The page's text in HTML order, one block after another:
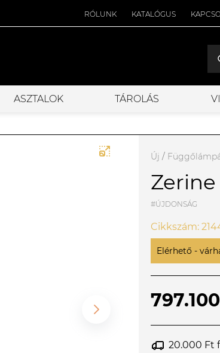
RÓLUNK KATALÓGUS
ASZTALOK TÁROLÁS
Új /
#ÚJDONSÁG
Cikkszám:
Elérhető -
20.000 Ft